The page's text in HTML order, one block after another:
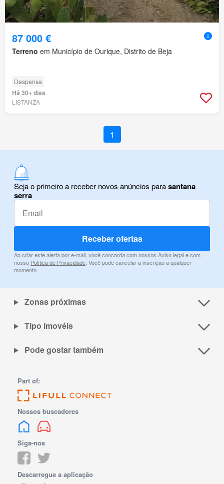
87 000 €
Terreno em Município de Ourique, Distrito de Beja
Despensa
Há 30+ dias
LISTANZA
1
Seja o primeiro a receber novos anúncios parasantana
serra
Receber ofertas
Ao criar este alerta por e-mail, você concorda com nossos Aviso legale com
nosso Política de Privacidade. Você pode cancelar a inscrição a qualquer
momento.
Zonas próximas
Tipo imovéis
Pode gostar também
Part of:
Nossos buscadores
Siga-nos
Descarregue a aplicação